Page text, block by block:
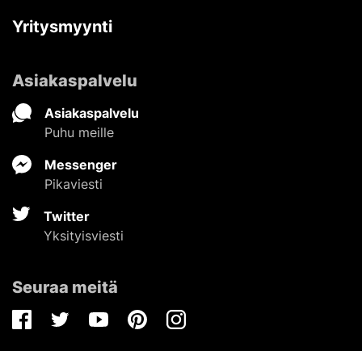
Yritysmyynti
Asiakaspalvelu
Asiakaspalvelu
Puhu meille
Messenger
Pikaviesti
Twitter
Yksityisviesti
Seuraa meitä
FacebookTwitterYoutubePinterestInstagram